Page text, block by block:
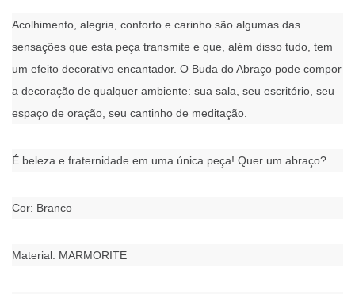
Acolhimento, alegria, conforto e carinho são algumas das
sensações que esta peça transmite e que, além disso tudo, tem
um efeito decorativo encantador. O Buda do Abraço pode compor
a decoração de qualquer ambiente: sua sala, seu escritório, seu
espaço de oração, seu cantinho de meditação.
É beleza e fraternidade em uma única peça! Quer um abraço?
Cor: Branco
Material: MARMORITE